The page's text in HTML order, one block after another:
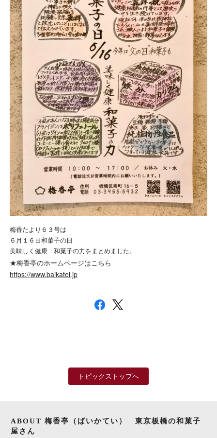
梅香たより６３号は
６月１６日和菓子の日
美味しく健康 和菓子の力をまとめました。
★梅香亭のホームページはこちら
https://www.baikatei.jp
トピックストップへ
ABOUT 梅香亭（ばいかてい） 東京板橋の和菓子
屋さん